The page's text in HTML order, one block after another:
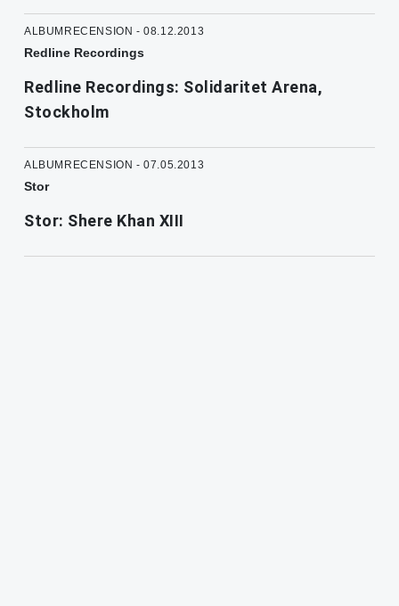
ALBUMRECENSION - 08.12.2013
Redline Recordings
Redline Recordings: Solidaritet Arena,
Stockholm
ALBUMRECENSION - 07.05.2013
Stor
Stor: Shere Khan XIII